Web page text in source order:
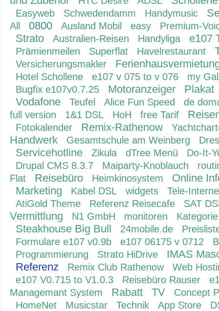
Easyweb Schwedendamm Handymusic
All 0800 Ausland Mobil easy Premium-
Strato Australien-Reisen Handyliga e107
Prämienmeilen Superflat Havelrestaurant
Versicherungsmakler
Hotel Schollene e107 v 075 to v 076
my
Bugfix e107v0.7.25
Motoranzeiger
Plakat
Vodafone
Teufel Alice Fun Speed
de
full version
1&1 DSL HoH free Tarif
Fotokalender Remix-Rathenow
Handwerk Gesamtschule am Weinberg
Servicehotline Zikula dTree Menü
Do-It-
Drupal CMS 8.3.7
Maiparty-Knoblauch
Flat
Reisebüro Heimkinosystem
Online
Marketing
Kabel DSL widgets
Tele-
AtiGold Theme
Referenz Reisecafe SAT
Vermittlung N1 GmbH monitoren Kategorie
Steakhouse Big Bull 24mobile.de
Formulare e107 v0.9b
e107 06175 v 0712
Programmierung
Strato HiDrive
IMAS
Referenz
Remix Club Rathenow
Web
e107 V0.715 to V1.0.3
Reisebüro Rauser
Managemant System
Rabatt TV
Concept P
HomeNet
Musicstar Technik App Store